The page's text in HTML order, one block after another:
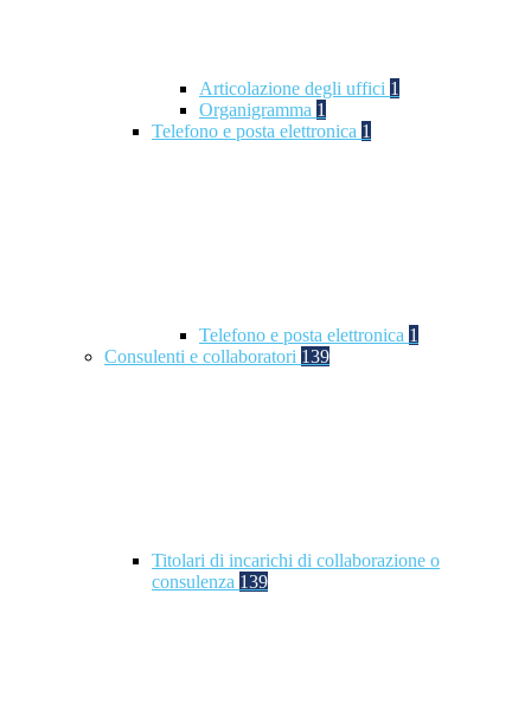
Articolazione degli uffici 1
Organigramma 1
Telefono e posta elettronica 1
Telefono e posta elettronica 1
Consulenti e collaboratori 139
Titolari di incarichi di collaborazione o
consulenza 139